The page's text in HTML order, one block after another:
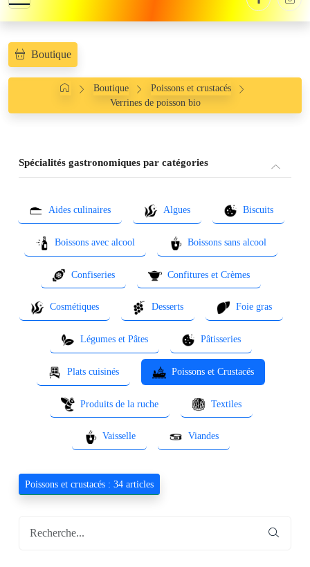
Boutique
Boutique
Poissons et crustacés
Verrines de poisson bio
Spécialités gastronomiques par catégories
Aides culinaires Algues Biscuits
Boissons avec alcool Boissons sans alcool
Confiseries Confitures et Crèmes
Cosmétiques Desserts Foie gras
Légumes et Pâtes Pâtisseries
Plats cuisinés Poissons et Crustacés
Produits de la ruche Textiles
Vaisselle Viandes
Poissons et crustacés : 34 articles